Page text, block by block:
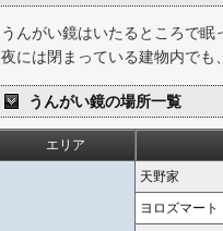
うんがい鏡はいたるところで
夜には閉まっている建物内で
うんがい鏡の場所一覧
エリア
天野家
ヨロズマート